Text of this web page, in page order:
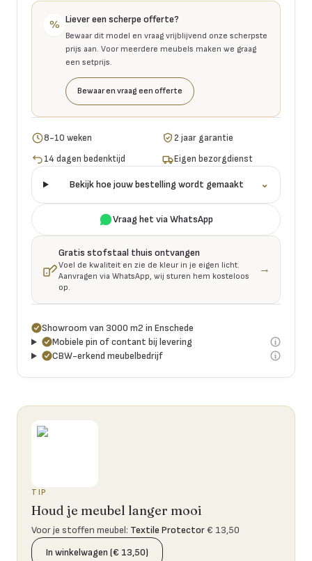
% Liever een scherpe offerte?
Bewaar dit model en vraag vrijblijvend onze scherpste
prijs aan. Voor meerdere meubels maken we graag
een setprijs.
Bewaar en vraag een offerte
8-10 weken
2 jaar garantie
14 dagen bedenktijd
Eigen bezorgdienst
Bekijk hoe jouw bestelling wordt gemaakt ⌄
Vraag het via WhatsApp
Gratis stofstaal thuis ontvangen
Voel de kwaliteit en zie de kleur in je eigen licht.
Aanvragen via WhatsApp, wij sturen hem kosteloos
op.
→
Showroom van 3000 m2 in Enschede
Mobiele pin of contant bij levering
CBW-erkend meubelbedrijf
TIP
Houd je meubel langer mooi
Voor je stoffen meubel: Textile Protector€ 13,50
In winkelwagen (€ 13,50)